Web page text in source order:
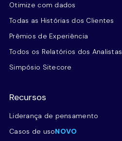
Otimize com dados
Todas as Histórias dos Clientes
Prêmios de Experiência
Todos os Relatórios dos Analistas
Simpósio Sitecore
Recursos
Liderança de pensamento
Casos de usoNOVO